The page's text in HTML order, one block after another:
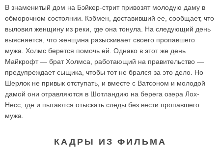
В знаменитый дом на Бэйкер-стрит привозят молодую даму в
обморочном состоянии. Кэбмен, доставивший ее, сообщает, что
выловил женщину из реки, где она тонула. На следующий день
выясняется, что женщина разыскивает своего пропавшего
мужа. Холмс берется помочь ей. Однако в этот же день
Майкрофт — брат Холмса, работающий на правительство —
предупреждает сыщика, чтобы тот не брался за это дело. Но
Шерлок не привык отступать, и вместе с Ватсоном и молодой
дамой они отравляются в Шотландию на берега озера Лох-
Несс, где и пытаются отыскать следы без вести пропавшего
мужа.
КАДРЫ ИЗ ФИЛЬМА